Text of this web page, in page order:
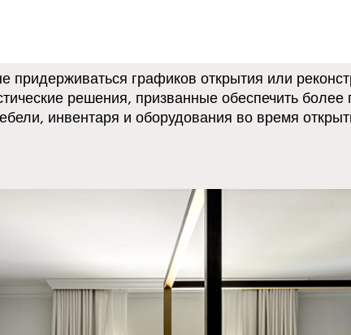
графиков открытия или
решения, призванные обеспечить
инвентаря и оборудования во время